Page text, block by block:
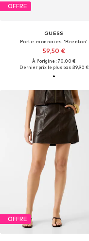
OFFRE
GUESS
Porte-monnaies 'Brenton'
59,50 €
À l'origine : 70,00 €
Dernier prix le plus bas :39,90 €
OFFRE